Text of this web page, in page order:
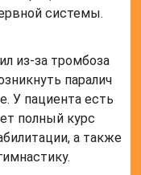
системы.
из-за тромбоза
паралич
У пациента есть
полный курс
а также